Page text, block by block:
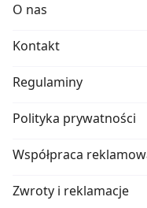
O nas
Kontakt
Regulaminy
Polityka prywatności
Współpraca
Zwroty i reklamacje